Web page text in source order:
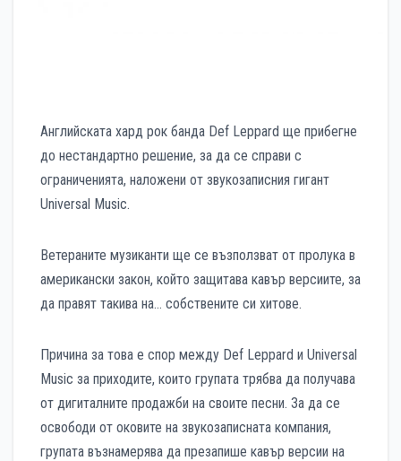
Английската хард рок банда Def Leppard ще прибегне
до нестандартно решение, за да се справи с
ограниченията, наложени от звукозаписния гигант
Universal Music.
Ветераните музиканти ще се възползват от пролука в
американски закон, който защитава кавър версиите, за
да правят такива на… собствените си хитове.
Причина за това е спор между Def Leppard и Universal
Music за приходите, които групата трябва да получава
от дигиталните продажби на своите песни. За да се
освободи от оковите на звукозаписната компания,
групата възнамерява да презапише кавър версии на